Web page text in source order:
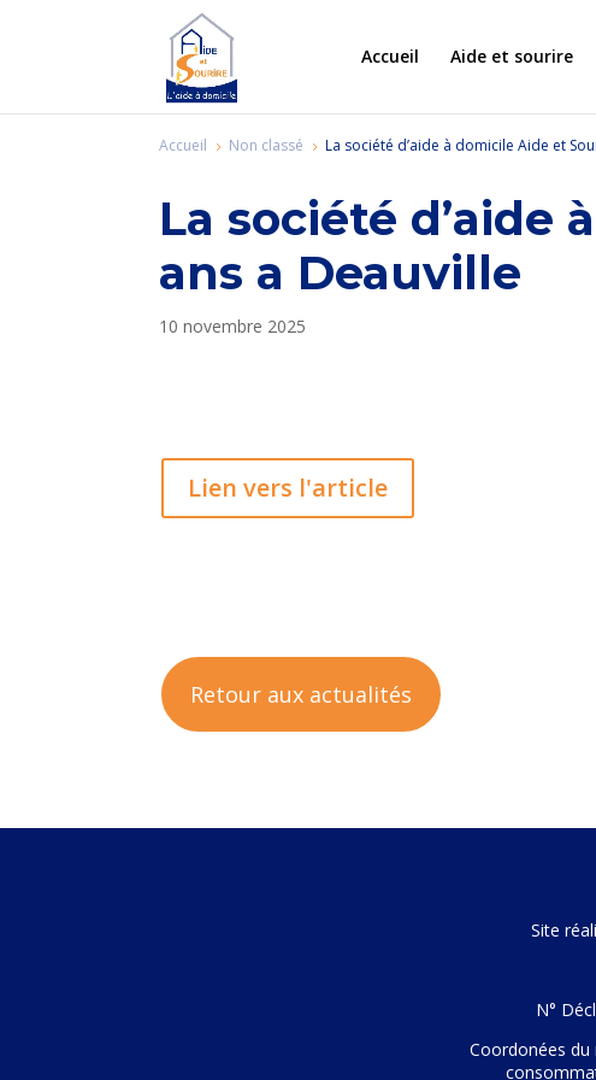
Accueil Aide et sourire
Accueil 5 Non classé 5 La société d’aide à domicile Aide et
La société d’aide
ans a Deauville
10 novembre 2025
Lien vers l'article
Retour aux actualités
Site
N°
Coordonées du